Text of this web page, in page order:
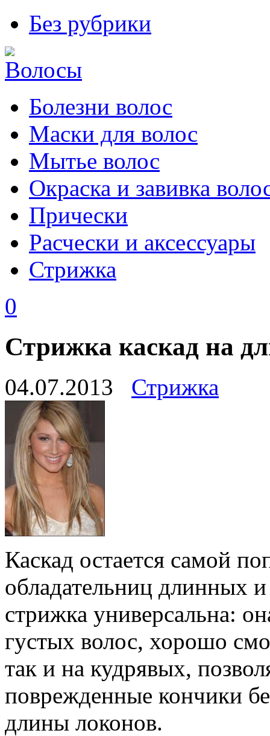
Без рубрики
Болезни волос
Маски для волос
Мытье волос
Окраска и завивка
Прически
Расчески и аксессуары
Стрижка
0
Стрижка каскад на
04.07.2013 Стрижка
Каскад остается самой
обладательниц длинных
стрижка универсальна:
густых волос, хорошо
так и на кудрявых,
поврежденные кончики
длины локонов.